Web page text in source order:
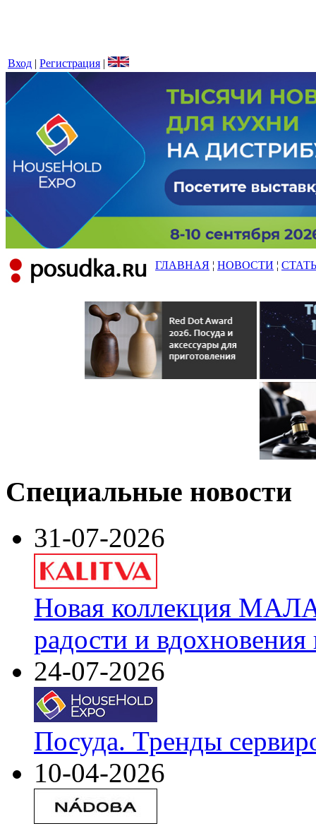
Вход | Регистрация |
ГЛАВНАЯ ¦ НОВОСТИ ¦
Специальные новости
31-07-2026
Новая коллекция
радости и
24-07-2026
Посуда. Тренды
10-04-2026